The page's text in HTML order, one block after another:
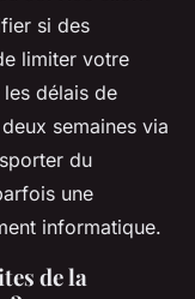
si des
limiter votre
les délais de
semaines via
du
une
informatique.
de la